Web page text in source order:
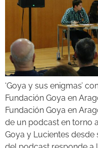
‘Goya y sus enigmas’
Fundación Goya en
Fundación Goya en
de un podcast en torno
Goya y Lucientes desde